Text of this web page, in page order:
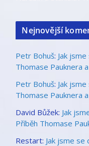
Nejnovější
Petr Bohuš: Jak
Thomase Pauknera
Petr Bohuš: Jak
Thomase Pauknera
David Bůžek: Jak
Příběh Thomase
Restart: Jak jsme